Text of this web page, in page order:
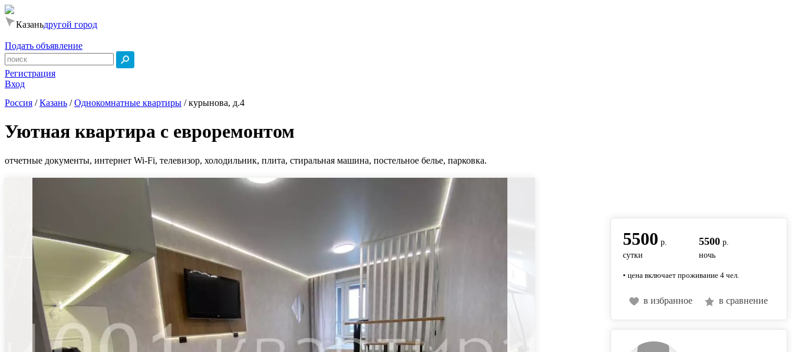
Казаньдругой город
Подать объявление
Регистрация
Вход
Россия /Казань /Однокомнатные квартиры /курынова, д.4
Уютная квартира с евроремонтом
отчетные документы, интернет Wi-Fi, телевизор, холодильник, плита, стиральная машина, постельное белье, парковка.
5500 р.
сутки
5500 р.
ночь
• цена включает проживание 4 чел.
в избранное в сравнение